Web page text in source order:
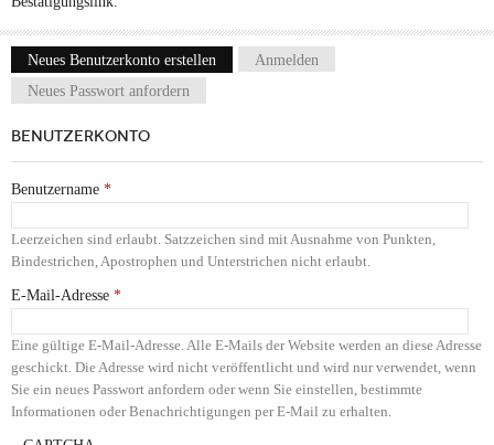
Haupt-Reiter
Neues Benutzerkonto erstellen (aktiver Reiter)
Anmelden
Neues Passwort anfordern
BENUTZERKONTO
Benutzername *
Leerzeichen sind erlaubt. Satzzeichen sind mit Ausnahme von Punkten,
Bindestrichen, Apostrophen und Unterstrichen nicht erlaubt.
E-Mail-Adresse *
Eine gültige E-Mail-Adresse. Alle E-Mails der Website werden an diese Adresse
geschickt. Die Adresse wird nicht veröffentlicht und wird nur verwendet, wenn
Sie ein neues Passwort anfordern oder wenn Sie einstellen, bestimmte
Informationen oder Benachrichtigungen per E-Mail zu erhalten.